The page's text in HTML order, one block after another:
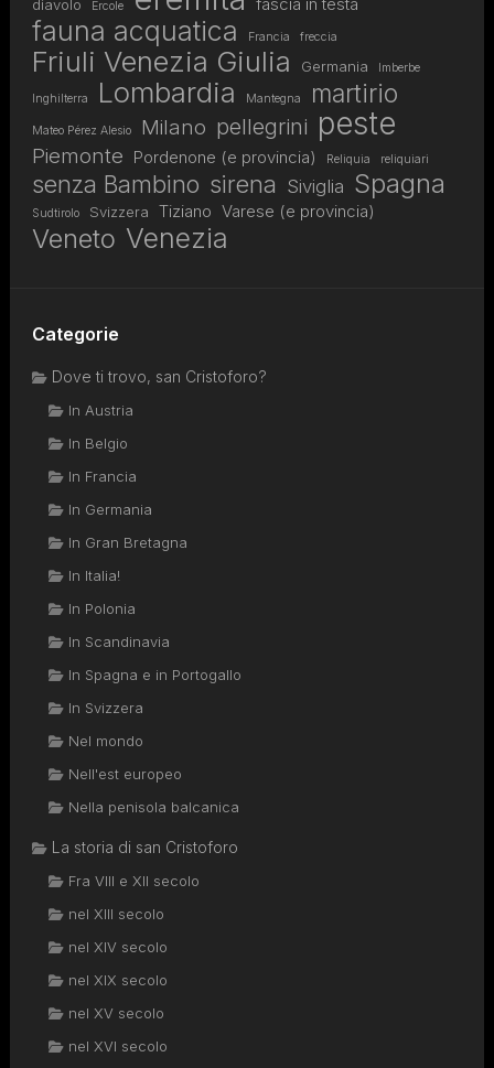
diavolo Ercole
fauna acquatica Francia freccia
Friuli Venezia Giulia Germania Imberbe
Inghilterra Lombardia Mantegna martirio
Mateo Pérez Alesio Milano pellegrini peste
Piemonte Pordenone (e provincia) Reliquia reliquiari
senza Bambino sirena Siviglia Spagna
Sudtirolo Svizzera Tiziano Varese (e provincia)
Veneto Venezia
Categorie
Dove ti trovo, san Cristoforo?
In Austria
In Belgio
In Francia
In Germania
In Gran Bretagna
In Italia!
In Polonia
In Scandinavia
In Spagna e in Portogallo
In Svizzera
Nel mondo
Nell'est europeo
Nella penisola balcanica
La storia di san Cristoforo
Fra VIII e XII secolo
nel XIII secolo
nel XIV secolo
nel XIX secolo
nel XV secolo
nel XVI secolo